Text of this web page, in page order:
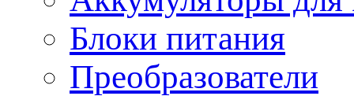
Блоки питания
Преобразователи